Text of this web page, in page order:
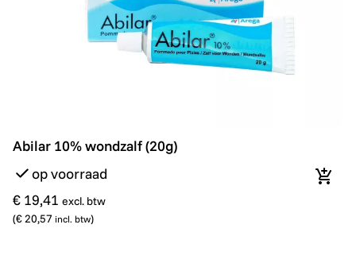
Abilar 10% wondzalf (20g)
Abilar 10% wondzalf (20g)
op voorraad
€ 19,41 excl. btw
(€ 20,57 incl. btw)
In